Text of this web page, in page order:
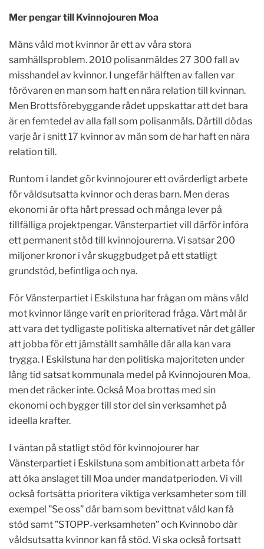
Mer pengar till Kvinnojouren Moa
Mäns våld mot kvinnor är ett av våra stora
samhällsproblem. 2010 polisanmäldes 27 300 fall av
misshandel av kvinnor. I ungefär hälften av fallen var
förövaren en man som haft en nära relation till kvinnan.
Men Brottsförebyggande rådet uppskattar att det bara
är en femtedel av alla fall som polisanmäls. Därtill dödas
varje år i snitt 17 kvinnor av män som de har haft en nära
relation till.
Runtom i landet gör kvinnojourer ett ovärderligt arbete
för våldsutsatta kvinnor och deras barn. Men deras
ekonomi är ofta hårt pressad och många lever på
tillfälliga projektpengar. Vänsterpartiet vill därför införa
ett permanent stöd till kvinnojourerna. Vi satsar 200
miljoner kronor i vår skuggbudget på ett statligt
grundstöd, befintliga och nya.
För Vänsterpartiet i Eskilstuna har frågan om mäns våld
mot kvinnor länge varit en prioriterad fråga. Vårt mål är
att vara det tydligaste politiska alternativet när det gäller
att jobba för ett jämställt samhälle där alla kan vara
trygga. I Eskilstuna har den politiska majoriteten under
lång tid satsat kommunala medel på Kvinnojouren Moa,
men det räcker inte. Också Moa brottas med sin
ekonomi och bygger till stor del sin verksamhet på
ideella krafter.
I väntan på statligt stöd för kvinnojourer har
Vänsterpartiet i Eskilstuna som ambition att arbeta för
att öka anslaget till Moa under mandatperioden. Vi vill
också fortsätta prioritera viktiga verksamheter som till
exempel ”Se oss” där barn som bevittnat våld kan få
stöd samt ”STOPP-verksamheten” och Kvinnobo där
våldsutsatta kvinnor kan få stöd. Vi ska också fortsatt